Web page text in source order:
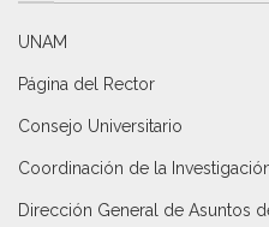
UNAM
Página del Rector
Consejo Universitario
Coordinación de la
Dirección General de Asuntos